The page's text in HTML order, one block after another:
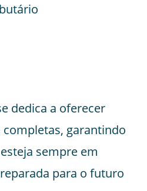
dedica a oferecer
garantindo
sempre em
para o futuro